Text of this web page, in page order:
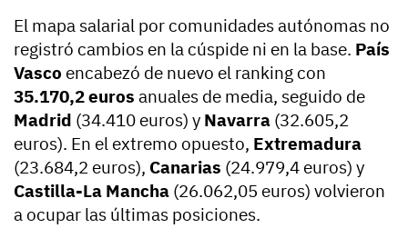
El mapa salarial por comunidades autónomas no
registró cambios en la cúspide ni en la base. País
Vasco encabezó de nuevo el ranking con
35.170,2 euros anuales de media, seguido de
Madrid (34.410 euros) y Navarra (32.605,2
euros). En el extremo opuesto, Extremadura
(23.684,2 euros), Canarias (24.979,4 euros) y
Castilla-La Mancha (26.062,05 euros) volvieron
a ocupar las últimas posiciones.